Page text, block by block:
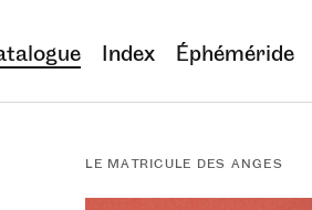
Index Éphéméride
LE MATRICULE DES ANGES